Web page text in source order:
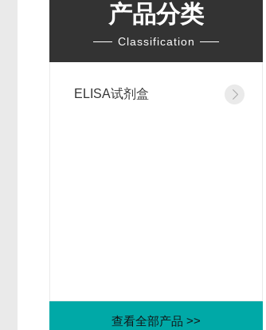
产品分类
Classification
ELISA试剂盒
查看全部产品 >>